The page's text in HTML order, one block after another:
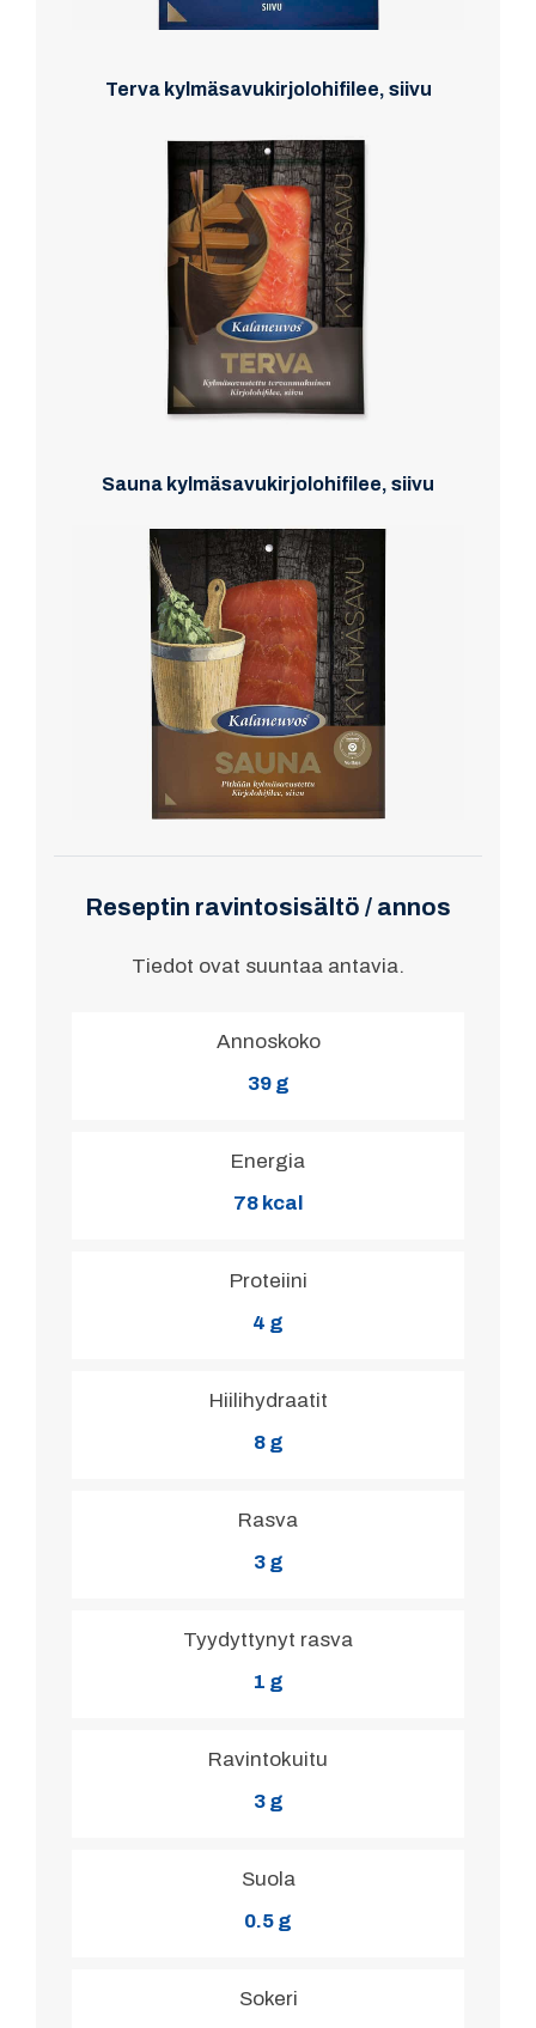
Terva kylmäsavukirjolohifilee, siivu
Sauna kylmäsavukirjolohifilee, siivu
Reseptin ravintosisältö / annos
Tiedot ovat suuntaa antavia.
Annoskoko
39 g
Energia
78 kcal
Proteiini
4 g
Hiilihydraatit
8 g
Rasva
3 g
Tyydyttynyt rasva
1 g
Ravintokuitu
3 g
Suola
0.5 g
Sokeri